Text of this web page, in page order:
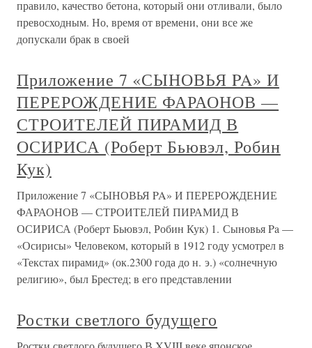
правило, качество бетона, который они отливали, было
превосходным. Но, время от времени, они все же
допускали брак в своей
Приложение 7 «СЫНОВЬЯ PA» И
ПЕРЕРОЖДЕНИЕ ФАРАОНОВ —
СТРОИТЕЛЕЙ ПИРАМИД В
ОСИРИСА (Роберт Бьювэл, Робин
Кук)
Приложение 7 «СЫНОВЬЯ PA» И ПЕРЕРОЖДЕНИЕ
ФАРАОНОВ — СТРОИТЕЛЕЙ ПИРАМИД В
ОСИРИСА (Роберт Бьювэл, Робин Кук) 1. Сыновья Pa —
«Осирисы» Человеком, который в 1912 году усмотрел в
«Текстах пирамид» (ок.2300 года до н. э.) «солнечную
религию», был Брестед; в его представлении
Ростки светлого будущего